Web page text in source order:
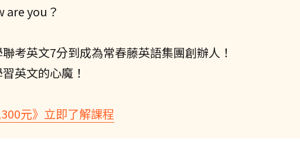
are you？
考英文7分到成為常春藤英語集團創辦人！
英文的心魔！
元》立即了解課程